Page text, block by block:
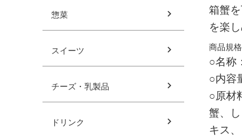
惣菜
スイーツ
チーズ・乳製品
ドリンク
箱蟹
を楽
商品規格
○名称
○内容
○原材
蟹、
キス